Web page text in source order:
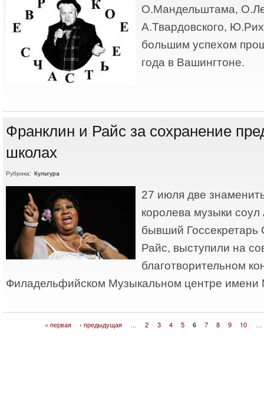
О.Мандельштама,
А.Твардовского,
большим успехом
года в Вашингтоне.
Франклин и Райс за сохранение
школах
Рубрика: Культура
27 июля две
королева музыки
бывший
Райс, выступили на
благотворительном
Филадельфийском Музыкальном центре имени
« первая ‹ предыдущая … 2 3 4 5 6 7 8 9 10 …